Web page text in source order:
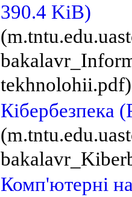
390.4 KiB)
tekhnolohii.pdf)
Кібербезпека
Комп'ютерні